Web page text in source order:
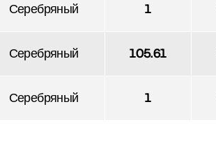
Серебряный 1
Серебряный 105.61
Серебряный 1